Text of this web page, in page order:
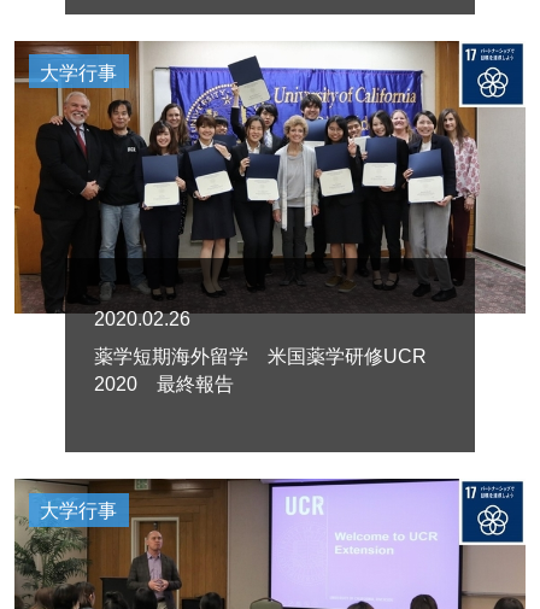
大学行事
2020.02.26
薬学短期海外留学 米国薬学研修UCR
2020 最終報告
大学行事